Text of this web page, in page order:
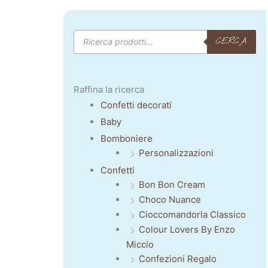
Products
search CERCA
Raffina la ricerca
Confetti decorati
Baby
Bomboniere
Personalizzazioni
Confetti
Bon Bon Cream
Choco Nuance
Cioccomandorla Classico
Colour Lovers By Enzo
Miccio
Confezioni Regalo